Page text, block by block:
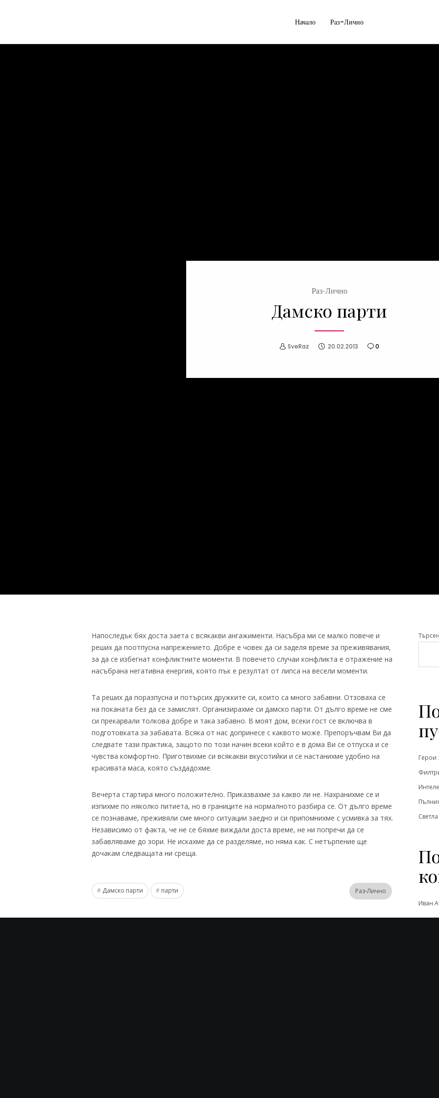
Начало Раз-Лично
Раз-Лично
Дамско парти
SveRaz 20.02.2013 0
Напоследък бях доста заета с всякакви ангажименти. Насъбра ми се малко повече и
реших да поотпусна напрежението. Добре е човек да си заделя време за преживявания,
за да се избегнат конфликтните моменти. В повечето случаи конфликта е отражение на
насъбрана негативна енергия, която пък е резултат от липса на весели моменти.
Та реших да поразпусна и потърсих дружките си, които са много забавни. Отзоваха се
на поканата без да се замислят. Организирахме си дамско парти. От дълго време не сме
си прекарвали толкова добре и така забавно. В моят дом, всеки гост се включва в
подготовката за забавата. Всяка от нас допринесе с каквото може. Препоръчвам Ви да
следвате тази практика, защото по този начин всеки който е в дома Ви се отпуска и се
чувства комфортно. Приготвихме си всякакви вкусотийки и се настанихме удобно на
красивата маса, която създадохме.
Вечерта стартира много положително. Приказвахме за какво ли не. Нахранихме се и
изпихме по няколко питиета, но в границите на нормалното разбира се. От дълго време
се познаваме, преживяли сме много ситуации заедно и си припомнихме с усмивка за тях.
Независимо от факта, че не се бяхме виждали доста време, не ни попречи да се
забавляваме до зори. Не искахме да се разделяме, но няма как. С нетърпение ще
дочакам следващата ни среща.
Дамско парти парти Раз-Лично
Герои
Иван